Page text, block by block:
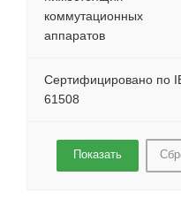
коммутационных
аппаратов
Сертифицировано по
61508